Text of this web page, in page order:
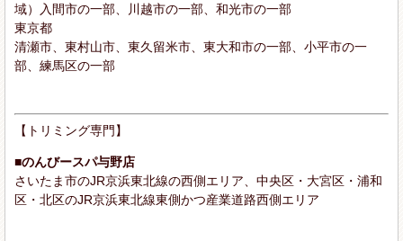
域）入間市の一部、川越市の一部、和光市の一部
東京都
清瀬市、東村山市、東久留米市、東大和市の一部、小平市の一
部、練馬区の一部
【トリミング専門】
■のんびースパ与野店
さいたま市のJR京浜東北線の西側エリア、中央区・大宮区・浦和
区・北区のJR京浜東北線東側かつ産業道路西側エリア